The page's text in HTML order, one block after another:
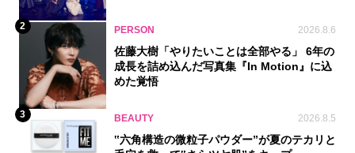
2 PERSON 2026.8.6
佐藤大樹「やりたいことは全部やる」 6年の
成長を詰め込んだ写真集『In Motion』に込
めた覚悟
3 BEAUTY 2026.8.5
‟六角構造の微粒子パウダー”が夏のテカリと